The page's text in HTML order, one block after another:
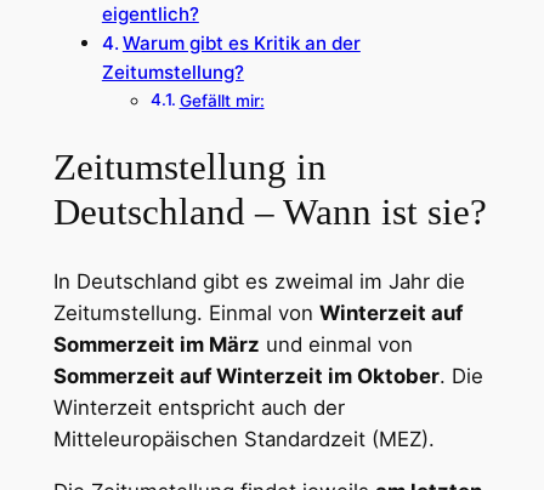
eigentlich?
Warum gibt es Kritik an der
Zeitumstellung?
Gefällt mir:
Zeitumstellung in
Deutschland – Wann ist sie?
In Deutschland gibt es zweimal im Jahr die
Zeitumstellung. Einmal von Winterzeit auf
Sommerzeit im März und einmal von
Sommerzeit auf Winterzeit im Oktober. Die
Winterzeit entspricht auch der
Mitteleuropäischen Standardzeit (MEZ).